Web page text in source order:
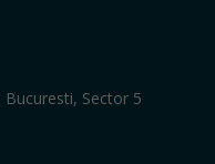
Bucuresti, Sector 5